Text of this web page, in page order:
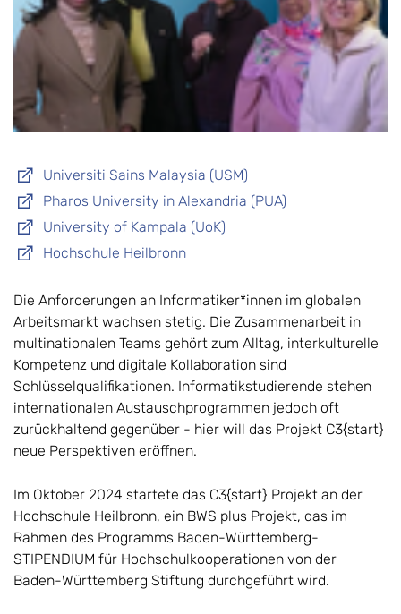
Universiti Sains Malaysia (USM)
Pharos University in Alexandria (PUA)
University of Kampala (UoK)
Hochschule Heilbronn
Die Anforderungen an Informatiker*innen im globalen
Arbeitsmarkt wachsen stetig. Die Zusammenarbeit in
multinationalen Teams gehört zum Alltag, interkulturelle
Kompetenz und digitale Kollaboration sind
Schlüsselqualifikationen. Informatikstudierende stehen
internationalen Austauschprogrammen jedoch oft
zurückhaltend gegenüber - hier will das Projekt C3{start}
neue Perspektiven eröffnen.
Im Oktober 2024 startete das C3{start} Projekt an der
Hochschule Heilbronn, ein BWS plus Projekt, das im
Rahmen des Programms Baden-Württemberg-
STIPENDIUM für Hochschulkooperationen von der
Baden-Württemberg Stiftung durchgeführt wird.